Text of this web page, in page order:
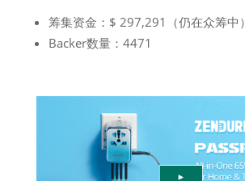
筹集资金：$ 297,291（仍在众筹中）
Backer数量：4471